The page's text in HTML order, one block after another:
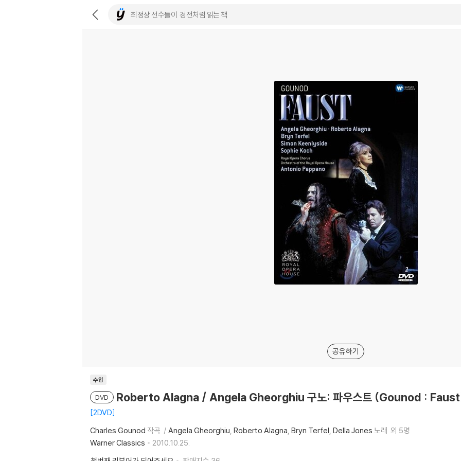
공유하기
수입
DVD Roberto Alagna / Angela Gheorghiu 구노: 파우스트 (Gounod :
2DVD
Charles Gounod 작곡 Angela Gheorghiu Roberto Alagna Bryn Terfel Della Jones 노래 외 5명
Warner Classics
2010.10.25.